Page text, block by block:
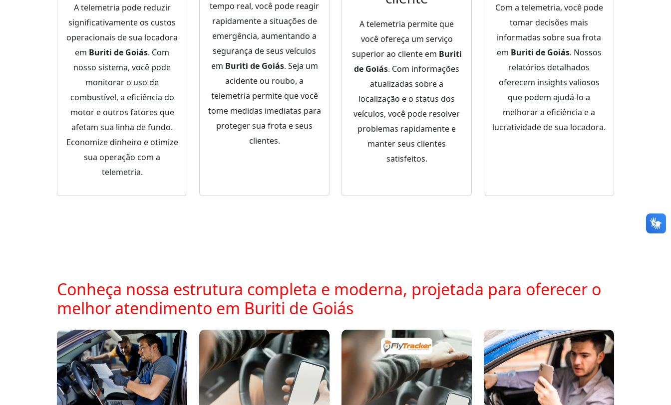
A telemetria pode reduzir
significativamente os custos
operacionais de sua locadora
em Buriti de Goiás. Com
nosso sistema, você pode
monitorar o uso de
combustível, a eficiência do
motor e outros fatores que
afetam sua linha de fundo.
Economize dinheiro e otimize
sua operação com a
telemetria.
tempo real, você pode reagir
rapidamente a situações de
emergência, aumentando a
segurança de seus veículos
em Buriti de Goiás. Seja um
acidente ou roubo, a
telemetria permite que você
tome medidas imediatas para
proteger sua frota e seus
clientes.
A telemetria permite que
você ofereça um serviço
superior ao cliente em Buriti
de Goiás. Com informações
atualizadas sobre a
localização e o status dos
veículos, você pode resolver
problemas rapidamente e
manter seus clientes
satisfeitos.
Com a telemetria, você pode
tomar decisões mais
informadas sobre sua frota
em Buriti de Goiás. Nossos
relatórios detalhados
oferecem insights valiosos
que podem ajudá-lo a
melhorar a eficiência e a
lucratividade de sua locadora.
Conheça nossa estrutura completa e moderna, projetada para oferecer o
melhor atendimento em Buriti de Goiás